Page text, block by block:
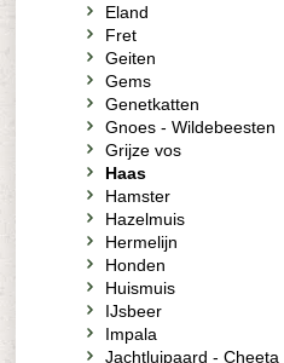
Eland
Fret
Geiten
Gems
Genetkatten
Gnoes - Wildebeesten
Grijze vos
Haas
Hamster
Hazelmuis
Hermelijn
Honden
Huismuis
IJsbeer
Impala
Jachtluipaard - Cheeta